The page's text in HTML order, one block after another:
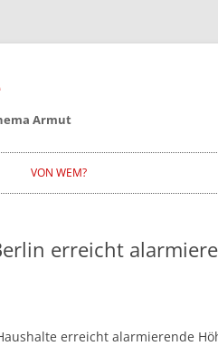
Armut
VON WEM?
erreicht
erreicht alarmierende